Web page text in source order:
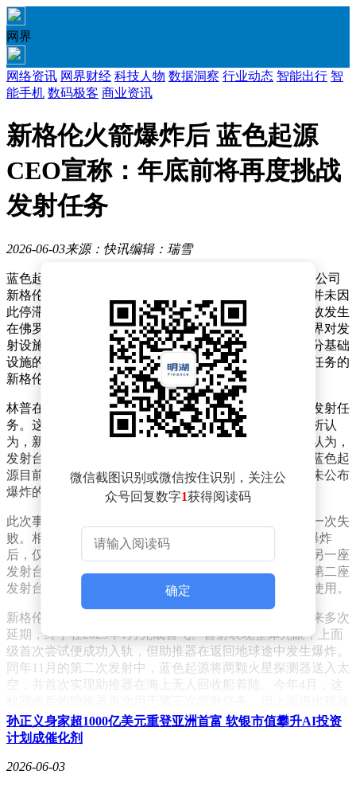
网界
网络资讯 网界财经 科技人物 数据洞察 行业动态 智能出行 智
能手机 数码极客 商业资讯
新格伦火箭爆炸后 蓝色起源
CEO宣称：年底前将再度挑战
发射任务
2026-06-03来源：快讯编辑：瑞雪
蓝色起源公司首席执行官戴夫·林普近日对外宣布，尽管公司
新格伦火箭在上周的试验中遭遇剧烈爆炸，但发射计划并未因
此停滞，仍按原定目标推进2026年的发射任务。此次事故发生
在佛罗里达州卡纳维拉尔角的试验场地，爆炸引发了外界对发
射设施损毁程度的广泛关注，但林普透露，发射台大部分基础
设施的受损情况好于预期，场区内另一枚曾执行过飞行任务的
新格伦火箭助推器以及三枚火箭上面级均未受到破坏。
林普在公开场合表示，公司计划在2025年底前重新启动发射任
务。这一时间表被航天业内视为颇为激进，此前多数分析认
为，新格伦火箭的复飞最快也要等到2027年。外界普遍认为，
发射台损毁严重是复飞延迟的主要原因，而该发射台是蓝色起
源目前唯一适配新格伦火箭的工位。目前，蓝色起源尚未公布
爆炸的具体原因，调查工作仍在进行中。
此次事故是蓝色起源成立以来规模最大、关注度最高的一次失
败。相比之下，2016年SpaceX的猎鹰9号火箭在发射台爆炸
后，仅用数月便完成复飞，部分原因是当时该公司已有另一座
发射台接近完工。而蓝色起源虽在卡纳维拉尔角规划了第二座
发射台，但项目仍处于初期建设阶段，短期内难以投入使用。
新格伦火箭的研发历程充满波折。该火箭自启动研发以来多次
延期，终于在2025年1月完成首飞。首射表现整体亮眼，上面
级首次尝试便成功入轨，但助推器在返回地球途中发生爆炸。
同年11月的第二次发射中，蓝色起源将两颗火星探测器送入太
空，并首次实现助推器在海上无人回收船着陆。今年4月，这
障，导致搭载的AST SpaceMobile卫星损毁。
蓝色起源原计划在第四次发射中为亚马逊批量发射组网卫星，
爆炸发生时卫星尚未吊装上箭，因此未受影响。为配合美国国
微信截图识别或微信按住识别，关注公
众号回复数字1获得阅读码
确定
孙正义身家超1000亿美元重登亚洲首富 软银市值攀升AI投资
计划成催化剂
2026-06-03